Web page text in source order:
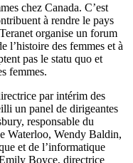
chez Canada. C’est
à rendre le pays
organise un forum
l’histoire des femmes et à
pas le statu quo et
femmes.
par intérim des
un panel de dirigeantes
responsable du
Waterloo, Wendy Baldin,
et de l’informatique
Boyce, directrice